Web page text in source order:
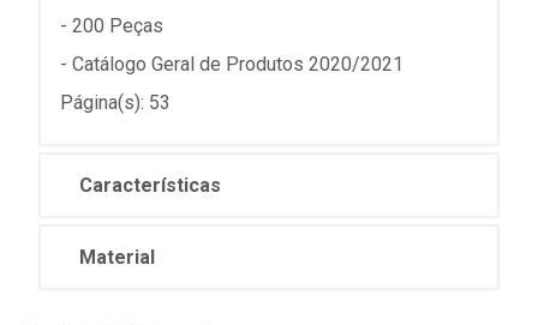
- 200 Peças
- Catálogo Geral de Produtos 2020/2021
Página(s): 53
Características
Material